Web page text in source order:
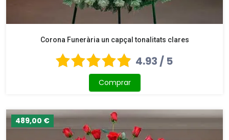
Corona Funerària un capçal tonalitats clares
4.93 / 5
Comprar
489,00 €